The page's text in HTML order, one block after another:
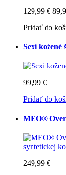
129,99 €
Pridať do
Sexi kožené
99,99 €
Pridať do
MEO®
249,99 €